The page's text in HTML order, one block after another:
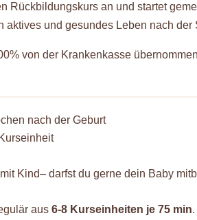
Rückbildungskurs an und startet
aktives und gesundes Leben nach der
von der Krankenkasse
nach der Geburt
Kind– darfst du gerne dein Baby
aus6-8 Kurseinheiten je 75 min.